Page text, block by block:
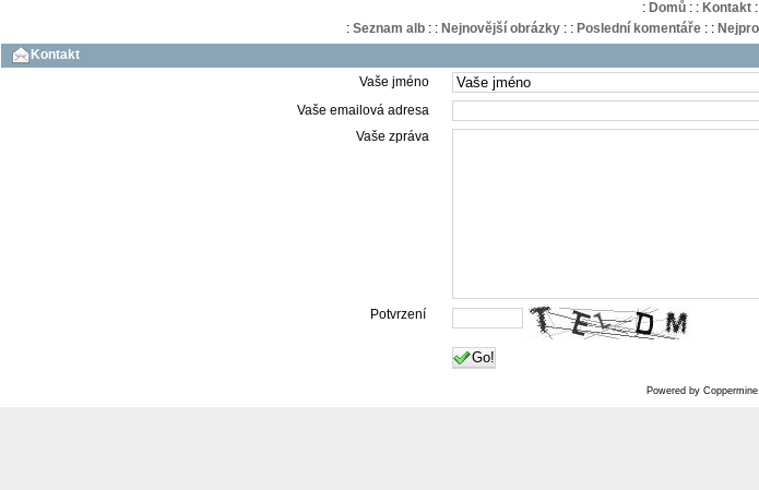
: Domů : : Kontakt :
: Seznam alb: : Nejnovější obrázky: : Poslední komentáře: :
Kontakt
Vaše jméno
Vaše emailová adresa
Vaše zpráva
Potvrzení
Go!
Powered by